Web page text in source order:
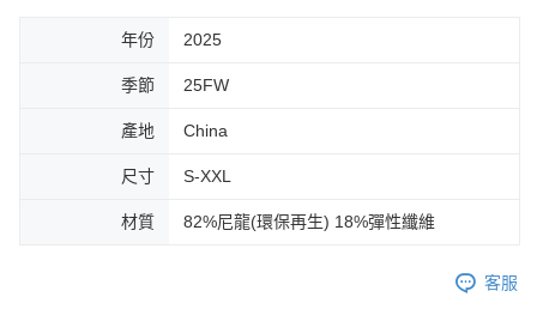
年份 2025
季節 25FW
產地 China
尺寸 S-XXL
材質 82%尼龍(環保再生) 18%彈性纖維
客服